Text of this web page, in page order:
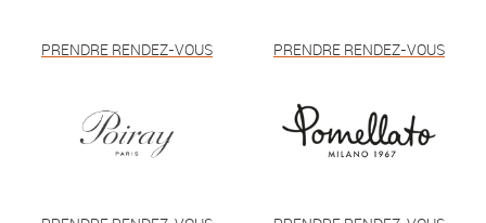
PRENDRE RENDEZ-VOUS PRENDRE RENDEZ-VOUS